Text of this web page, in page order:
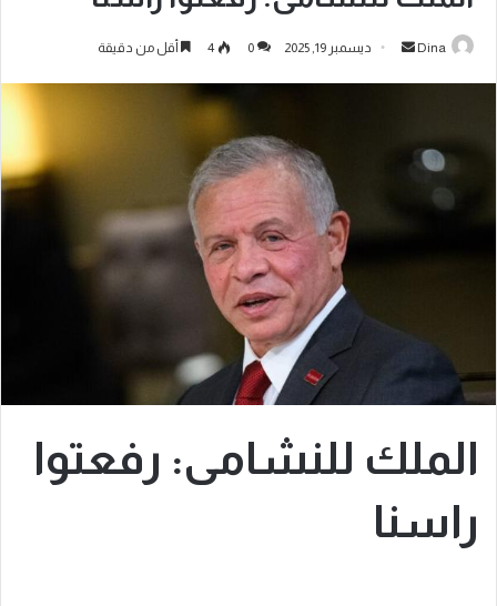
Dina ديسمبر 19, 2025 0
4 أقل من دقيقة
الملك للنشامى: رفعتوا
راسنا